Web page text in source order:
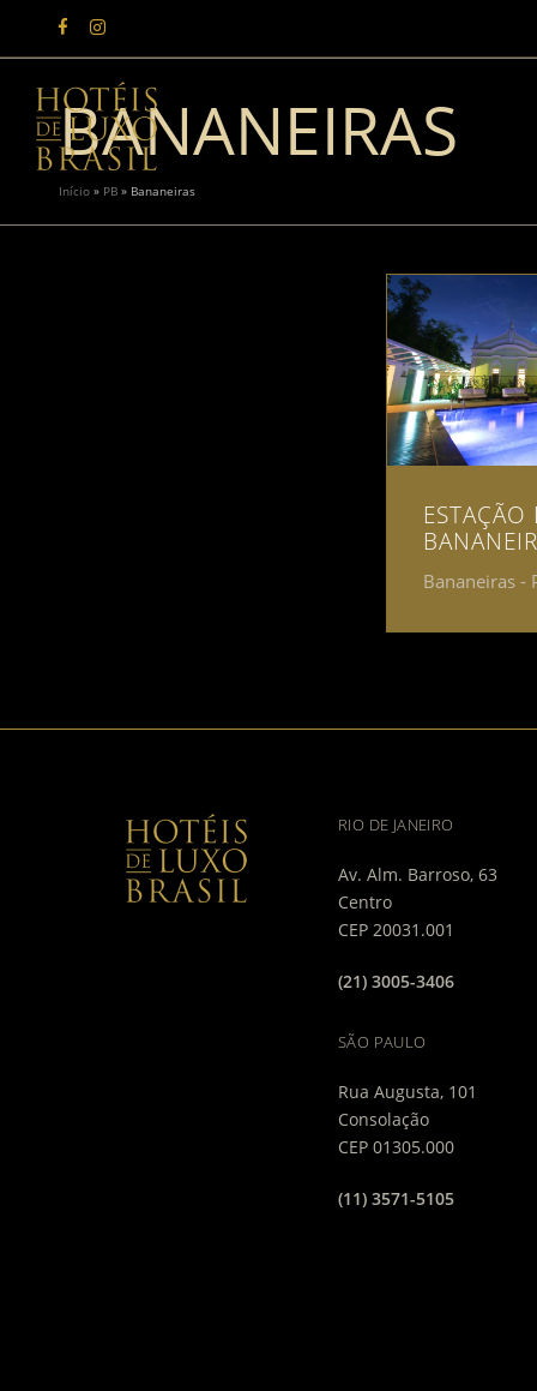
BANANEIRAS
Início » PB » Bananeiras
ESTAÇÃO
Bananeiras -
RIO DE JANEIRO
Av. Alm. Barroso, 63
Centro
CEP 20031.001
(21) 3005-3406
SÃO PAULO
Rua Augusta, 101
Consolação
CEP 01305.000
(11) 3571-5105